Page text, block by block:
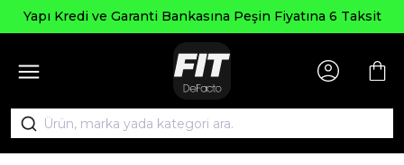
Yapı Kredi ve Garanti Bankasına Peşin Fiyatına 6 Taksit